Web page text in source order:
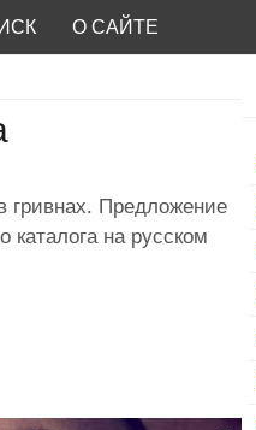
О САЙТЕ
гривнах. Предложение
каталога на русском